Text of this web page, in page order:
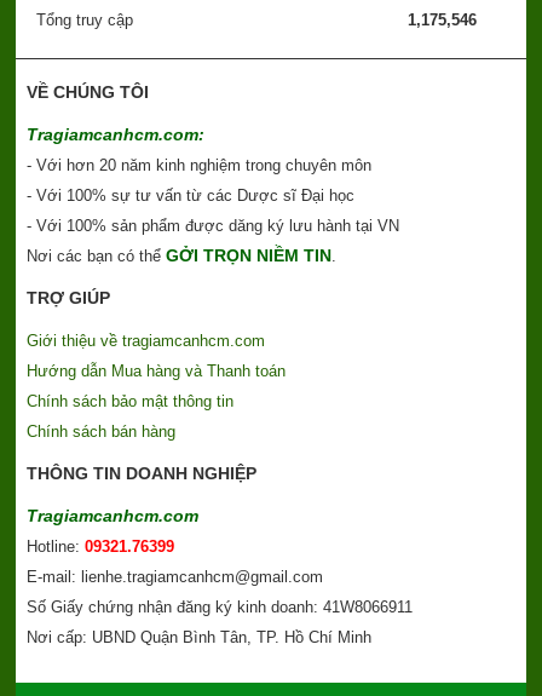
Tổng truy cập 1,175,546
VỀ CHÚNG TÔI
Tragiamcanhcm.com:
- Với hơn 20 năm kinh nghiệm trong chuyên môn
- Với 100% sự tư vấn từ các Dược sĩ Đại học
- Với 100% sản phẩm được dăng ký lưu hành tại VN
Nơi các bạn có thể GỞI TRỌN NIỀM TIN.
TRỢ GIÚP
Giới thiệu về tragiamcanhcm.com
Hướng dẫn Mua hàng và Thanh toán
Chính sách bảo mật thông tin
Chính sách bán hàng
THÔNG TIN DOANH NGHIỆP
Tragiamcanhcm.com
Hotline: 09321.76399
E-mail: lienhe.tragiamcanhcm@gmail.com
Số Giấy chứng nhận đăng ký kinh doanh: 41W8066911
Nơi cấp: UBND Quận Bình Tân, TP. Hồ Chí Minh